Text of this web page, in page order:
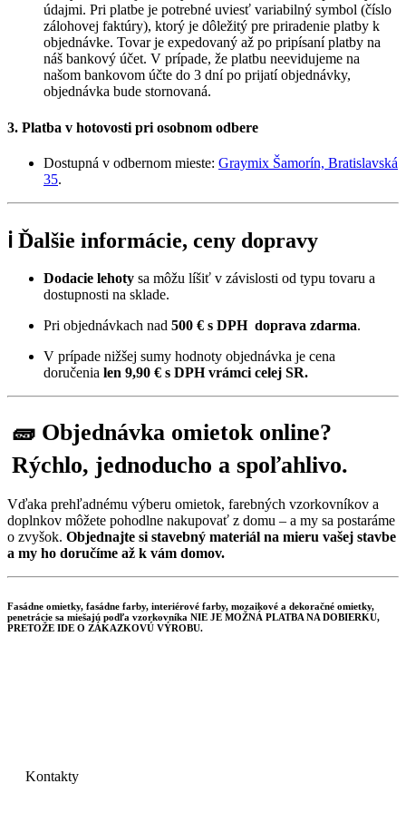
údajmi. Pri platbe je potrebné uviesť variabilný symbol (číslo
zálohovej faktúry), ktorý je dôležitý pre priradenie platby k
objednávke. Tovar je expedovaný až po pripísaní platby na
náš bankový účet. V prípade, že platbu neevidujeme na
našom bankovom účte do 3 dní po prijatí objednávky,
objednávka bude stornovaná.
3. Platba v hotovosti pri osobnom odbere
Dostupná v odbernom mieste: Graymix Šamorín, Bratislavská
35.
ℹ️ Ďalšie informácie, ceny dopravy
Dodacie lehoty sa môžu líšiť v závislosti od typu tovaru a
dostupnosti na sklade.
Pri objednávkach nad 500 € s DPH doprava zdarma.
V prípade nižšej sumy hodnoty objednávka je cena
doručenia len 9,90 € s DPH vrámci celej SR.
🧱 Objednávka omietok online?
Rýchlo, jednoducho a spoľahlivo.
Vďaka prehľadnému výberu omietok, farebných vzorkovníkov a
doplnkov môžete pohodlne nakupovať z domu – a my sa postaráme
o zvyšok. Objednajte si stavebný materiál na mieru vašej stavbe
a my ho doručíme až k vám domov.
Fasádne omietky, fasádne farby, interiérové farby, mozaikové a dekoračné omietky,
penetrácie sa miešajú podľa vzorkovníka NIE JE MOŽNÁ PLATBA NA DOBIERKU,
PRETOŽE IDE O ZÁKAZKOVÚ VÝROBU.
Kontakty